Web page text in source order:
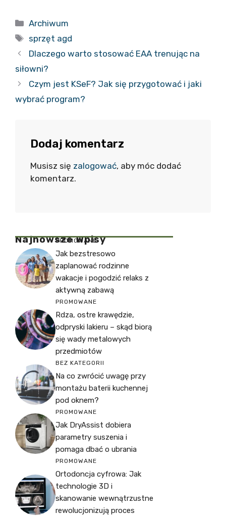
Kategorie
Archiwum
Tagi
sprzęt agd
Dlaczego warto stosować EAA trenując na
siłowni?
Czym jest KSeF? Jak się przygotować i jaki
wybrać program?
Dodaj komentarz
Musisz się zalogować, aby móc dodać
komentarz.
Najnowsze Wpisy
PROMOWANE
Jak bezstresowo
zaplanować rodzinne
wakacje i pogodzić relaks z
aktywną zabawą
PROMOWANE
Rdza, ostre krawędzie,
odpryski lakieru – skąd biorą
się wady metalowych
przedmiotów
BEZ KATEGORII
Na co zwrócić uwagę przy
montażu baterii kuchennej
pod oknem?
PROMOWANE
Jak DryAssist dobiera
parametry suszenia i
pomaga dbać o ubrania
PROMOWANE
Ortodoncja cyfrowa: Jak
technologie 3D i
skanowanie wewnątrzustne
rewolucjonizują proces